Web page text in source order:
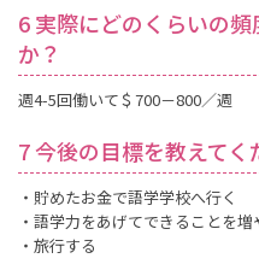
6 実際にどのくらいの
か？
週4-5回働いて＄700－800／週
7 今後の目標を教えてく
・貯めたお金で語学学校へ行く
・語学力をあげてできることを増
・旅行する